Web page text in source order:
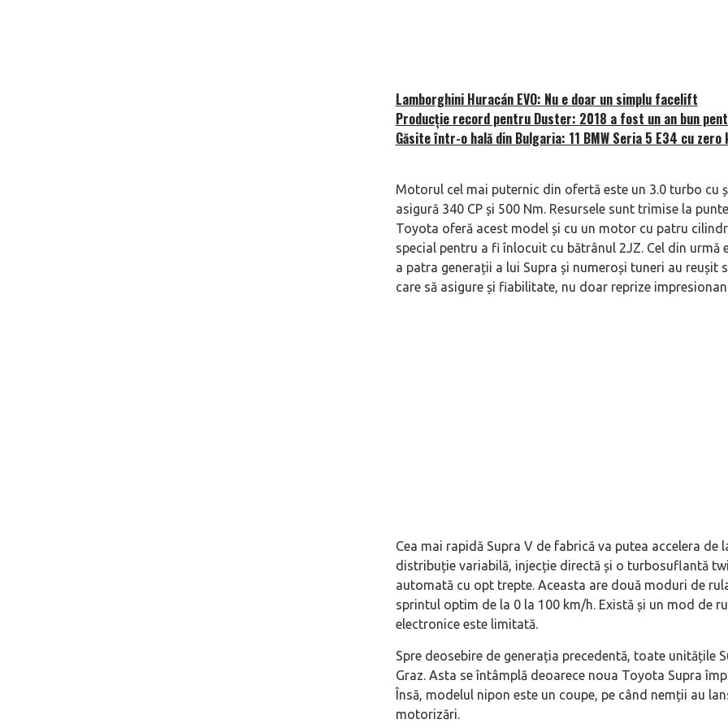
Lamborghini Huracán EVO: Nu e doar un simplu facelift
Producție record pentru Duster: 2018 a fost un an bun
Găsite într-o hală din Bulgaria: 11 BMW Seria 5 E34 cu
Motorul cel mai puternic din ofertă este un 3.0 turbo cu
asigură 340 CP și 500 Nm. Resursele sunt trimise la
Toyota oferă acest model și cu un motor cu patru
special pentru a fi înlocuit cu bătrânul 2JZ. Cel din
a patra generații a lui Supra și numeroși tuneri au reușit
care să asigure și fiabilitate, nu doar reprize
Cea mai rapidă Supra V de fabrică va putea accelera
distribuție variabilă, injecție directă și o turbosuflantă
automată cu opt trepte. Aceasta are două moduri de
sprintul optim de la 0 la 100 km/h. Există și un mod de
electronice este limitată.
Spre deosebire de generația precedentă, toate
Graz. Asta se întâmplă deoarece noua Toyota Supra
Însă, modelul nipon este un coupe, pe când nemții au
motorizări.